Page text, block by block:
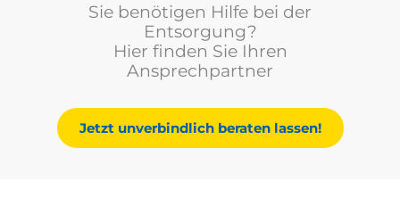
Sie benötigen Hilfe bei der
Entsorgung?
Hier finden Sie Ihren
Ansprechpartner
Jetzt unverbindlich beraten lassen!